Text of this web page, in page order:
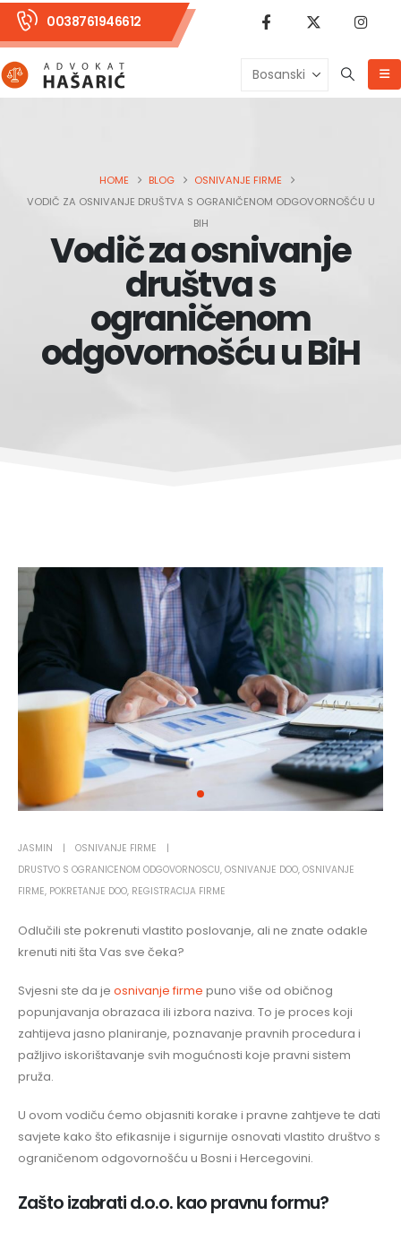
0038761946612
HOME BLOG
OSNIVANJE FIRME
VODIČ ZA OSNIVANJE DRUŠTVA S OGRANIČENOM ODGOVORNOŠĆU U
BIH
Vodič za osnivanje
društva s
ograničenom
odgovornošću u BiH
JASMIN
OSNIVANJE FIRME
DRUSTVO S OGRANICENOM ODGOVORNOSCU, OSNIVANJE DOO, OSNIVANJE
FIRME, POKRETANJE DOO, REGISTRACIJA FIRME
Odlučili ste pokrenuti vlastito poslovanje, ali ne znate odakle
krenuti niti šta Vas sve čeka?
Svjesni ste da je osnivanje firme puno više od običnog
popunjavanja obrazaca ili izbora naziva. To je proces koji
zahtijeva jasno planiranje, poznavanje pravnih procedura i
pažljivo iskorištavanje svih mogućnosti koje pravni sistem
pruža.
U ovom vodiču ćemo objasniti korake i pravne zahtjeve te dati
savjete kako što efikasnije i sigurnije osnovati vlastito društvo s
ograničenom odgovornošću u Bosni i Hercegovini.
Zašto izabrati d.o.o. kao pravnu formu?